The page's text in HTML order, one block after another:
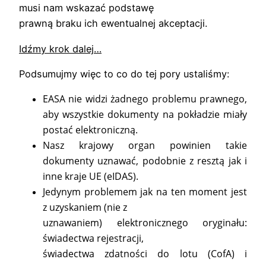
musi nam wskazać podstawę
prawną braku ich ewentualnej akceptacji.
Idźmy krok dalej…
Podsumujmy więc to co do tej pory ustaliśmy:
EASA nie widzi żadnego problemu prawnego,
aby wszystkie dokumenty na pokładzie miały
postać elektroniczną.
Nasz krajowy organ powinien takie
dokumenty uznawać, podobnie z resztą jak i
inne kraje UE (eIDAS).
Jedynym problemem jak na ten moment jest
z uzyskaniem (nie z
uznawaniem) elektronicznego oryginału:
świadectwa rejestracji,
świadectwa zdatności do lotu (CofA) i